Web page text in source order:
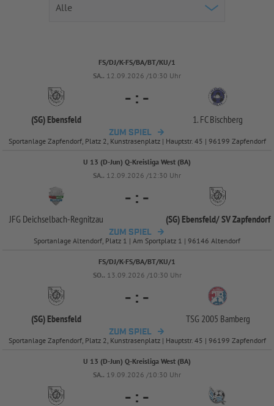
FS/DJ/K-FS/BA/BT/KU/1
SA.. 12.09.2026 /10:30 Uhr
(SG) Ebensfeld
- : -
1. FC Bischberg
ZUM SPIEL
Sportanlage Zapfendorf, Platz 2, Kunstrasenplatz | Hauptstr. 45 | 96199 Zapfendorf
U 13 (D-Jun) Q-Kreisliga West (BA)
SA.. 12.09.2026 /12:30 Uhr
JFG Deichselbach-Regnitzau
- : -
(SG) Ebensfeld/SV Zapfendorf
ZUM SPIEL
Sportanlage Altendorf, Platz 1 | Am Sportplatz 1 | 96146 Altendorf
FS/DJ/K-FS/BA/BT/KU/1
SO.. 13.09.2026 /10:30 Uhr
(SG) Ebensfeld
- : -
TSG 2005 Bamberg
ZUM SPIEL
Sportanlage Zapfendorf, Platz 2, Kunstrasenplatz | Hauptstr. 45 | 96199 Zapfendorf
U 13 (D-Jun) Q-Kreisliga West (BA)
SA.. 19.09.2026 /10:30 Uhr
- : -